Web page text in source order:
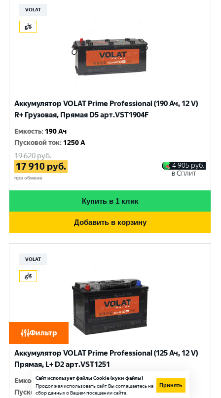
Фильтр
VOLAT
Аккумулятор VOLAT Prime Professional (190 Ач, 12 V)
R+ Грузовая, Прямая D5 арт.VST1904F
Емкость: 190 Ач
Пусковой ток: 1250 A
19 620руб.
17 910 руб.
при обмене
4 905 руб.
в Сплит
Купить в 1 клик
Добавить в корзину
VOLAT
Аккумулятор VOLAT Prime Professional (125 Ач, 12 V)
Прямая, L+ D2 арт.VST1251
Емкость:125 Ач
Пусковой ток:950 A
Сайт использует файлы Cookie (куки-файлы)
Продолжая использовать сайт Вы соглашаетесь на
сбор данных о Вашем посещении сайта.
Принять